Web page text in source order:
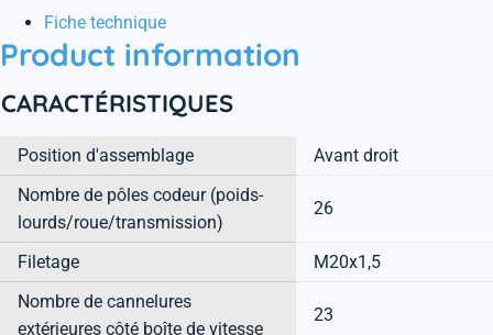
Fiche technique
Product information
CARACTÉRISTIQUES
Position d'assemblage
Avant droit
Nombre de pôles codeur (poids-
lourds/roue/transmission)
26
Filetage
M20x1,5
Nombre de cannelures
extérieures côté boîte de vitesse
23